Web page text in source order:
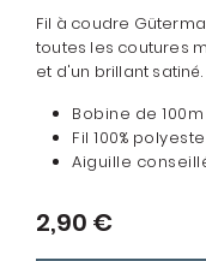
Fil à coudre
toutes les coutures
et d'un brillant satiné.
Bobine de 100m
Fil 100%
Aiguille
2,90 €